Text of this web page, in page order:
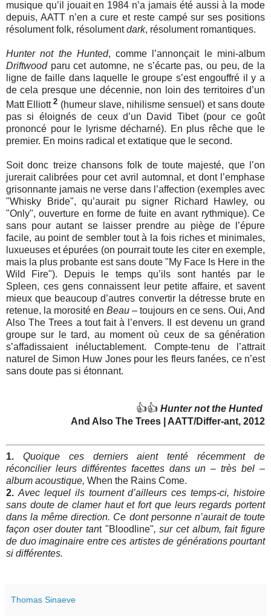
musique qu’il jouait en 1984 n’a jamais été aussi à la mode
depuis, AATT n’en a cure et reste campé sur ses positions
résolument folk, résolumentdark, résolument romantiques.
Hunter not the Hunted, comme l’annonçait le mini-album
Driftwoodparu cet automne, ne s’écarte pas, ou peu, de la
ligne de faille dans laquelle le groupe s’est engouffré il y a
de cela presque une décennie, non loin des territoires d’un
Matt Elliott2 (humeur slave, nihilisme sensuel) et sans doute
pas si éloignés de ceux d’un David Tibet (pour ce goût
prononcé pour le lyrisme décharné). En plus rêche que le
premier. En moins radical et extatique que le second.
Soit donc treize chansons folk de toute majesté, que l’on
jurerait calibrées pour cet avril automnal, et dont l’emphase
grisonnante jamais ne verse dans l’affection (exemples avec
"Whisky Bride", qu’aurait pu signer Richard Hawley, ou
"Only", ouverture en forme de fuite en avant rythmique). Ce
sans pour autant se laisser prendre au piège de l’épure
facile, au point de sembler tout à la fois riches et minimales,
luxueuses et épurées (on pourrait toute les citer en exemple,
mais la plus probante est sans doute "My Face Is Here in the
Wild Fire"). Depuis le temps qu’ils sont hantés par le
Spleen, ces gens connaissent leur petite affaire, et savent
mieux que beaucoup d’autres convertir la détresse brute en
retenue, la morosité en Beau – toujours en ce sens. Oui, And
Also The Trees a tout fait à l’envers. Il est devenu un grand
groupe sur le tard, au moment où ceux de sa génération
s’affadissaient inéluctablement. Compte-tenu de l’attrait
naturel de Simon Huw Jones pour les fleurs fanées, ce n’est
sans doute pas si étonnant.
👍👍 Hunter not the Hunted
And Also The Trees | AATT/Differ-ant, 2012
1. Quoique ces derniers aient tenté récemment de
réconcilier leurs différentes facettes dans un – très bel –
album acoustique, When the Rains Come.
2. Avec lequel ils tournent d’ailleurs ces temps-ci, histoire
sans doute de clamer haut et fort que leurs regards portent
dans la même direction. Ce dont personne n’aurait de toute
façon oser douter tant "Bloodline", sur cet album, fait figure
de duo imaginaire entre ces artistes de générations pourtant
si différentes.
Thomas Sinaeve